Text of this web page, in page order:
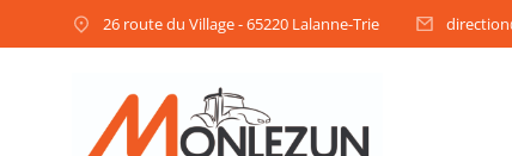
26 route du Village - 65220 Lalanne-Trie